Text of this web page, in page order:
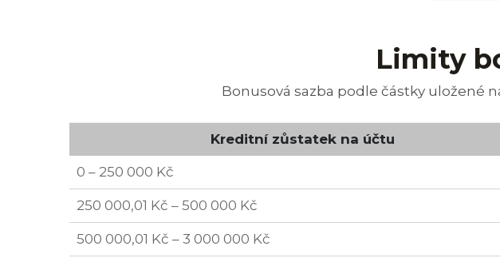
Limity
Bonusová sazba podle částky uložené
Kreditní zůstatek na účtu
0 – 250 000 Kč
250 000,01 Kč – 500 000 Kč
500 000,01 Kč – 3 000 000 Kč